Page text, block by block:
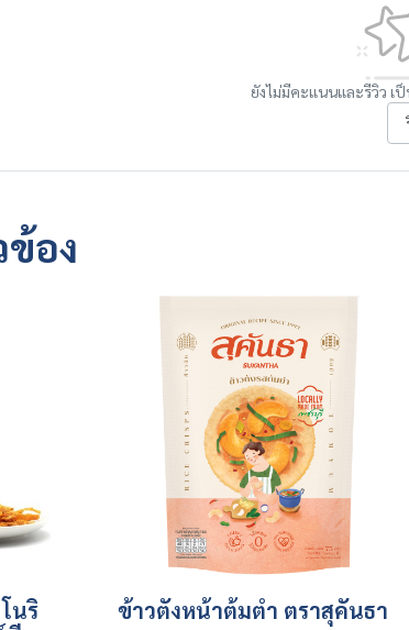
ยังไม่มีคะแนนและรีวิว เ
อง
นริ
ข้าวตังหน้าต้มตำ ตราสุคันธา